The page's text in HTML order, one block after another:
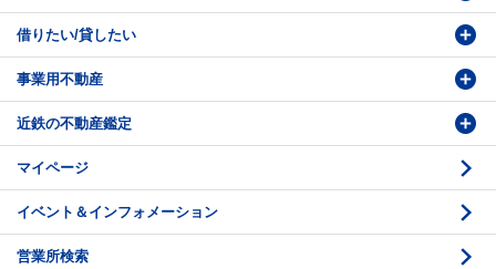
物件番号検索
投資・事業用検索
購入のお問い合わせ
価格査定依頼
売却相談
借りたい/貸したい
賃貸物件検索
学園前賃貸センター
賃貸借のお問い合わせ
事業用不動産
購入・売却の流れ
収益不動産の取扱
底地の資産性
相続と不動産
近鉄の不動産鑑定
時価評価支援
鑑定評価ご相談例
鑑定評価の流れ
マイページ
イベント＆インフォメーション
営業所検索